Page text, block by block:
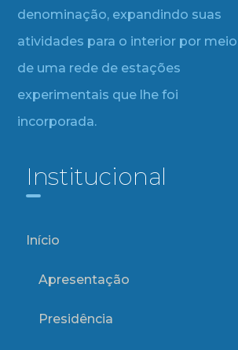
denominação, expandindo suas
atividades para o interior por meio
de uma rede de estações
experimentais que lhe foi
incorporada.
Institucional
Início
Apresentação
Presidência